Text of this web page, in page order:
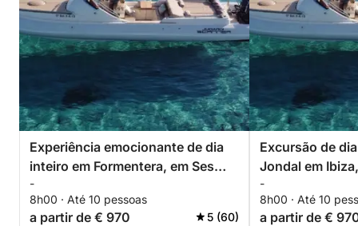
Experiência emocionante de dia
inteiro em Formentera, em Ses
Illetes ou na Praia de Levante 🏖️
☀️🌊
-
8h00 · Até 10 pessoas
a partir de € 970 5 (60)
Excursão de
Jondal em
restaurante à
-
8h00 · Até 10
a partir de €